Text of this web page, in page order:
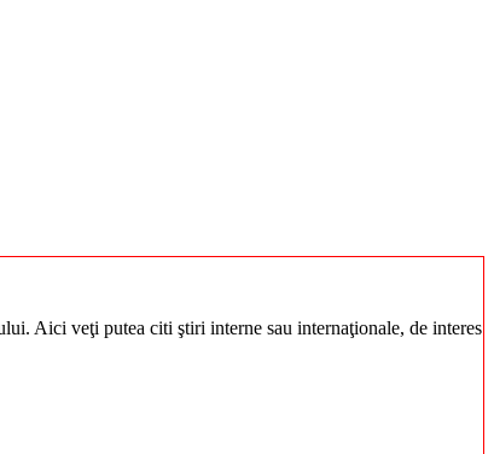
Aici veţi putea citi ştiri interne sau internaţionale, de interes